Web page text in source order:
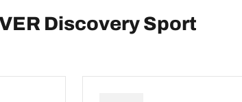
Discovery Sport